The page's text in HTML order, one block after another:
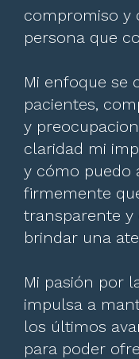
compromiso y
persona que
Mi enfoque se
pacientes,
y
claridad mi
y cómo puedo
firmemente
transparente y
brindar una
Mi pasión por
impulsa a
los últimos
para poder